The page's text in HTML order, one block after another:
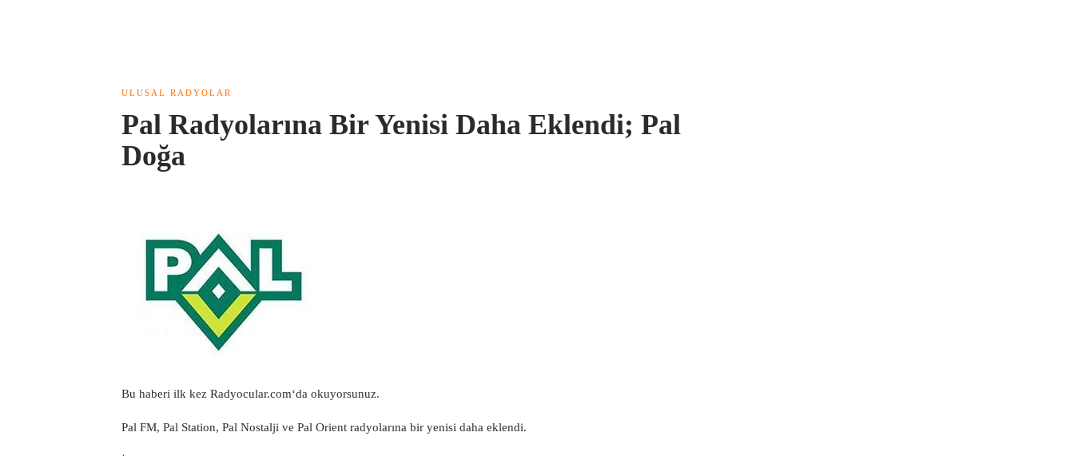
ULUSAL RADYOLAR
Pal Radyolarına Bir Yenisi Daha Eklendi; Pal
Doğa
Bu haberi ilk kez Radyocular.com‘da okuyorsunuz.
Pal FM, Pal Station, Pal Nostalji ve Pal Orient radyolarına bir yenisi daha eklendi.